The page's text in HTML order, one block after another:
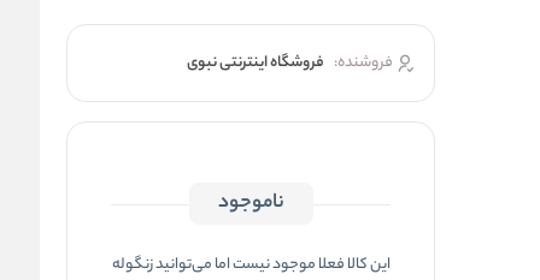
فروشنده: فروشگاه اینترنتی نبوی
ناموجود
این کالا فعلا موجود نیست اما می‌توانید زنگوله